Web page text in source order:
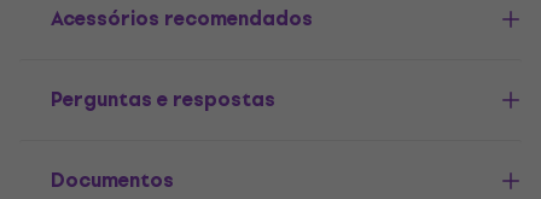
Acessórios recomendados
Perguntas e respostas
Documentos